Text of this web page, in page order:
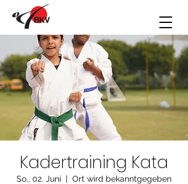
Kadertraining Kata
So., 02. Juni
  |
Ort wird bekanntgegeben